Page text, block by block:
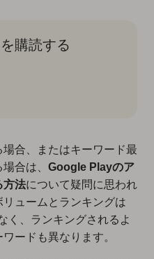
購読する
合、またはキーワード最
合は、 Google Playのア
方法について疑問に思われ
ュームとランキングは
く、ランキングされるよ
ードも異なります。